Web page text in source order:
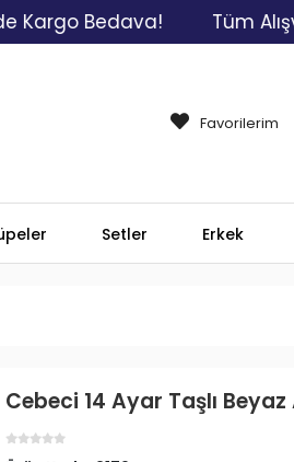
Bedava! Tüm
Favorilerim
Setler Erkek
Cebeci 14 Ayar Taşlı Beyaz